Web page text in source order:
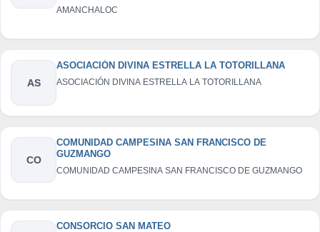
AMANCHALOC
AS
ASOCIACIÓN DIVINA ESTRELLA LA TOTORILLANA
ASOCIACIÓN DIVINA ESTRELLA LA TOTORILLANA
CO
COMUNIDAD CAMPESINA SAN FRANCISCO DE
GUZMANGO
COMUNIDAD CAMPESINA SAN FRANCISCO DE GUZMANGO
CONSORCIO SAN MATEO